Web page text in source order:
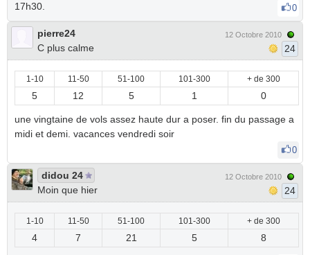
17h30.
0
pierre24
C plus calme
12 Octobre 2010
24
1-10 11-50 51-100 101-300 + de 300
5 12 5 1 0
une vingtaine de vols assez haute dur a poser. fin du passage a
midi et demi. vacances vendredi soir
0
didou 24
Moin que hier
12 Octobre 2010
24
1-10 11-50 51-100 101-300 + de 300
4 7 21 5 8